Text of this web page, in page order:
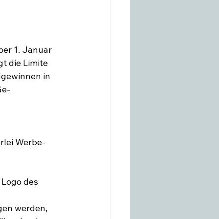
1. Januar
die Limite
in
Werbe-
des
werden,